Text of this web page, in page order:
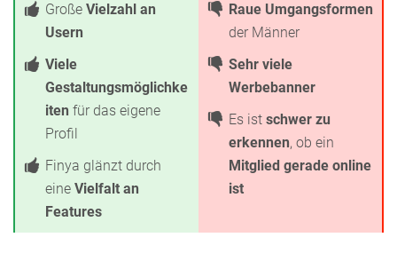
Große Vielzahl an
Usern
Viele
Gestaltungsmöglichke
iten für das eigene
Profil
Finya glänzt durch
eine Vielfalt an
Features
Raue Umgangsformen
der Männer
Sehr viele
Werbebanner
Es ist schwer zu
erkennen, ob ein
Mitglied gerade online
ist